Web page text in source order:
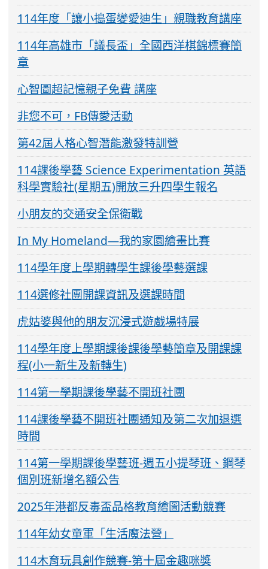
114年度「讓小搗蛋變愛迪生」親職教育講座
114年高雄市「議長盃」全國西洋棋錦標賽簡
章
心智圖超記憶親子免費 講座
非您不可，FB傳愛活動
第42屆人格心智潛能激發特訓營
114課後學藝 Science Experimentation 英語
科學實驗社(星期五)開放三升四學生報名
小朋友的交通安全保衛戰
In My Homeland—我的家園繪畫比賽
114學年度上學期轉學生課後學藝選課
114選修社團開課資訊及選課時間
虎姑婆與他的朋友沉浸式遊戲場特展
114學年度上學期課後課後學藝簡章及開課課
程(小一新生及新轉生)
114第一學期課後學藝不開班社團
114課後學藝不開班社團通知及第二次加退選
時間
114第一學期課後學藝班-週五小提琴班、鋼琴
個別班新增名額公告
2025年港都反毒盃品格教育繪圖活動競賽
114年幼女童軍「生活魔法營」
114木育玩具創作競賽-第十屆金趣咪獎